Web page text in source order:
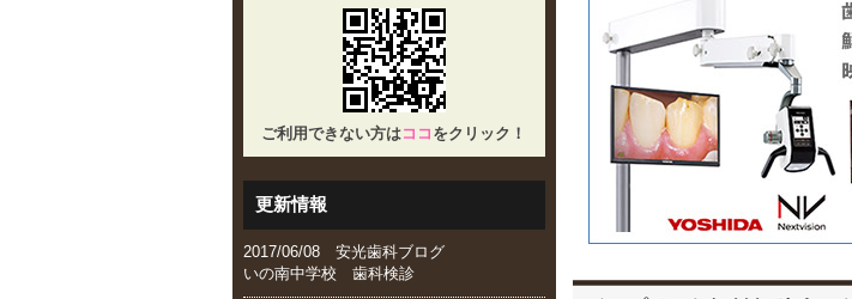
ご利用できない方はココ をクリック！
更新情報
2017/06/08 安光歯科ブログ
いの南中学校 歯科検診